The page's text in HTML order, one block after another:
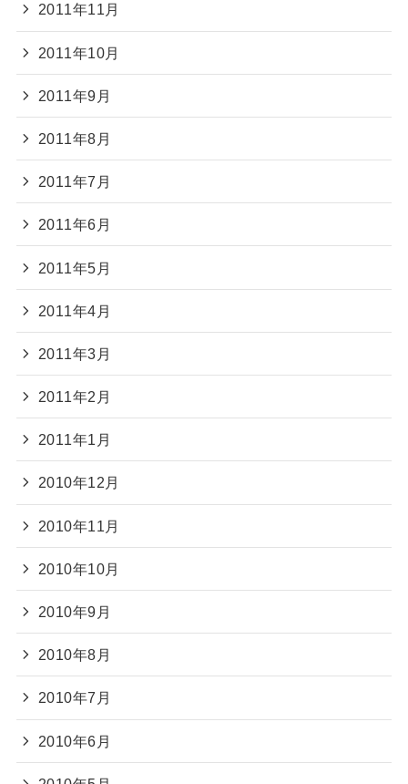
2011年11月
2011年10月
2011年9月
2011年8月
2011年7月
2011年6月
2011年5月
2011年4月
2011年3月
2011年2月
2011年1月
2010年12月
2010年11月
2010年10月
2010年9月
2010年8月
2010年7月
2010年6月